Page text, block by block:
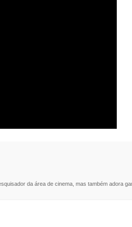
da área de cinema, mas também adora